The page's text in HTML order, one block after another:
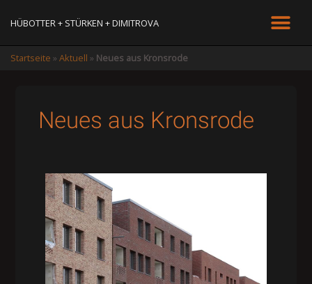
HÜBOTTER + STÜRKEN + DIMITROVA
Startseite » Aktuell » Neues aus Kronsrode
Neues aus Kronsrode